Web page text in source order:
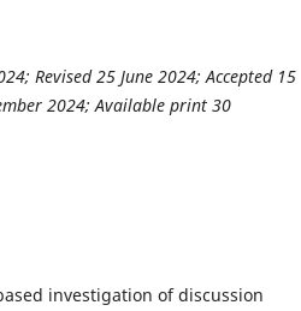
Revised 25 June 2024; Accepted 15
2024; Available print 30
investigation of discussion